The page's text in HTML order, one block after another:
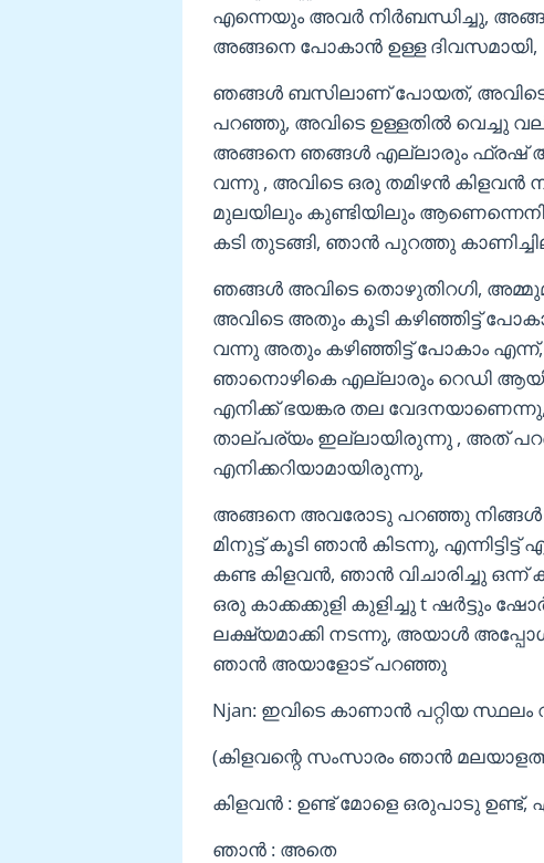
എന്നെയും അവർ നിർബന്ധിച്ചു,
അങ്ങനെ പോകാൻ ഉള്ള ദിവസമായി,
ഞങ്ങൾ ബസിലാണ് പോയത്, അവിടെ
പറഞ്ഞു, അവിടെ ഉള്ളതിൽ വെച്ചു
അങ്ങനെ ഞങ്ങൾ എല്ലാരും ഫ്രഷ്
വന്നു , അവിടെ ഒരു തമിഴൻ കിളവൻ
മുലയിലും കുണ്ടിയിലും
കടി തുടങ്ങി, ഞാൻ പുറത്തു
ഞങ്ങൾ അവിടെ തൊഴുതിറഗി,
അവിടെ അതും കൂടി കഴിഞ്ഞിട്ട്
വന്നു അതും കഴിഞ്ഞിട്ട് പോകാം എന്ന്,
ഞാനൊഴികെ എല്ലാരും റെഡി
എനിക്ക് ഭയങ്കര തല
താല്പര്യം ഇല്ലായിരുന്നു , അത്
എനിക്കറിയാമായിരുന്നു,
അങ്ങനെ അവരോടു പറഞ്ഞു നിങ്ങൾ
മിനുട്ട് കൂടി ഞാൻ കിടന്നു,
കണ്ട കിളവൻ, ഞാൻ വിചാരിച്ചു
ഒരു കാക്കക്കുളി കുളിച്ചു t ഷർട്ടും
ലക്ഷ്യമാക്കി നടന്നു, അയാൾ
ഞാൻ അയാളോട് പറഞ്ഞു
Njan: ഇവിടെ കാണാൻ പറ്റിയ
(കിളവന്റെ സംസാരം ഞാൻ
കിളവൻ : ഉണ്ട്‌ മോളെ ഒരുപാടു
ഞാൻ : അതെ